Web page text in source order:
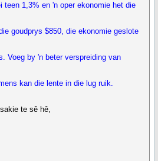
teen 1,3% en 'n oper ekonomie het die
goudprys $850, die ekonomie geslote
Voeg by 'n beter verspreiding van
kan die lente in die lug ruik.
te sê hê,